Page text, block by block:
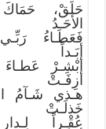
حَلِّقْ، حَمَاكَ
الأحَـدُ
فَعَطَـاءُ
أبَـداً
أبْشِـرْ عَطـاءَ
أزِفَـتْ
هـذي شَـآمُ
خَذلَـتْ
عُقْـراً